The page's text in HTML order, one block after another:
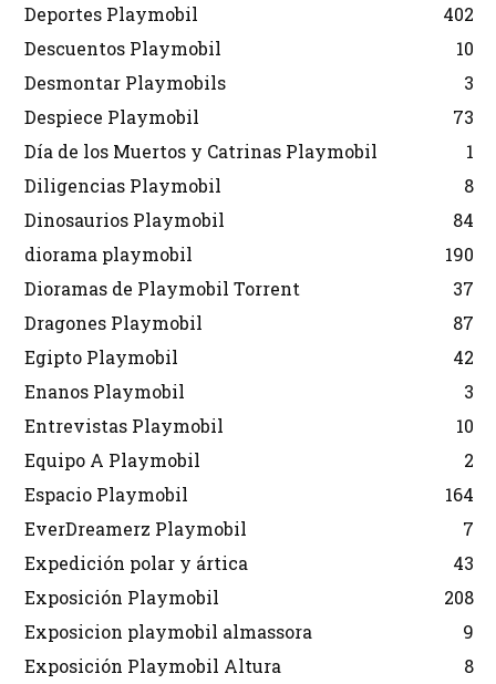
Deportes Playmobil
402
Descuentos Playmobil
10
Desmontar Playmobils
3
Despiece Playmobil
73
Día de los Muertos y Catrinas Playmobil
1
Diligencias Playmobil
8
Dinosaurios Playmobil
84
diorama playmobil
190
Dioramas de Playmobil Torrent
37
Dragones Playmobil
87
Egipto Playmobil
42
Enanos Playmobil
3
Entrevistas Playmobil
10
Equipo A Playmobil
2
Espacio Playmobil
164
EverDreamerz Playmobil
7
Expedición polar y ártica
43
Exposición Playmobil
208
Exposicion playmobil almassora
9
Exposición Playmobil Altura
8